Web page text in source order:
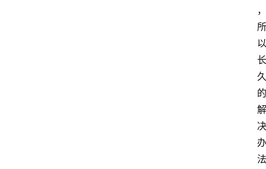
，
所
以
长
久
的
解
决
办
法